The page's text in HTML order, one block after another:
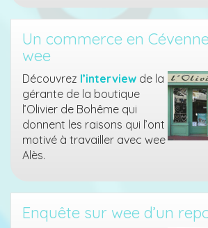
Un commerce en
wee
Découvrez l’interview de la
gérante de la boutique
l’Olivier de Bohême qui
donnent les raisons qui l’ont
motivé à travailler avec wee
Alès.
Enquête sur wee d’un